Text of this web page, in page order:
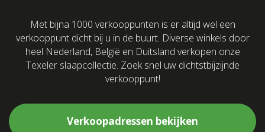
Met bijna 1000 verkooppunten is er altijd wel een
verkooppunt dicht bij u in de buurt. Diverse winkels door
heel Nederland, België en Duitsland verkopen onze
Texeler slaapcollectie. Zoek snel uw dichtstbijzijnde
verkooppunt!
Verkoopadressen bekijken